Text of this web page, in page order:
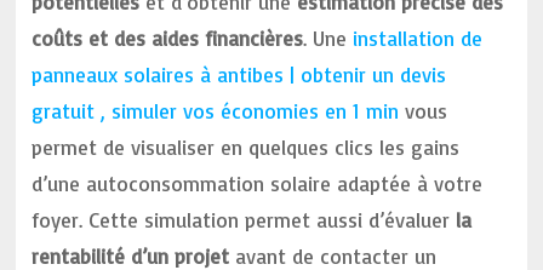
coûts et des aides financières. Une installation de
panneaux solaires à antibes | obtenir un devis
gratuit , simuler vos économies en 1 min vous
permet de visualiser en quelques clics les gains
d’une autoconsommation solaire adaptée à votre
foyer. Cette simulation permet aussi d’évaluer la
rentabilité d’un projet avant de contacter un